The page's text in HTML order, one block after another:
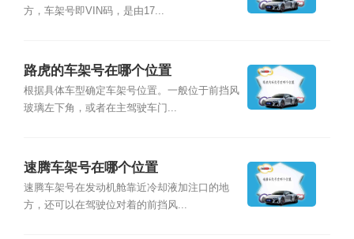
方，车架号即VIN码，是由17...
路虎的车架号在哪个位置
根据具体车型确定车架号位置。一般位于前挡风
玻璃左下角，或者在主驾驶车门...
速腾车架号在哪个位置
速腾车架号在发动机舱靠近冷却液加注口的地
方，还可以在驾驶位对着的前挡风...